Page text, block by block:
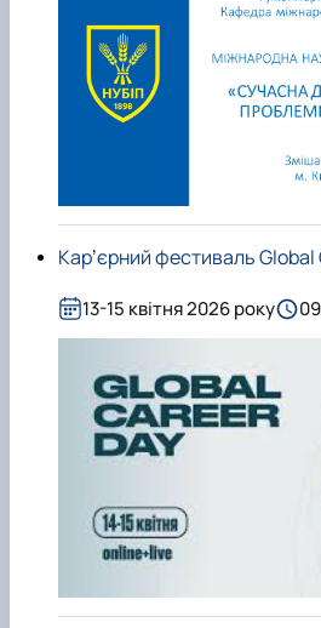
Карʼєрний фестиваль
13-15 квітня 2026 року